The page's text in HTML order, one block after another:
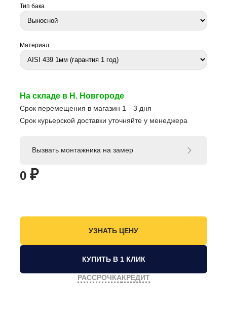
Тип бака
Материал
На складе в Н. Новгороде
Срок перемещения в магазин 1—3 дня
Срок курьерской доставки уточняйте у менеджера
0 ₽
Вызвать монтажника на замер
КУПИТЬ В 1 КЛИК
РАССРОЧКАКРЕДИТ